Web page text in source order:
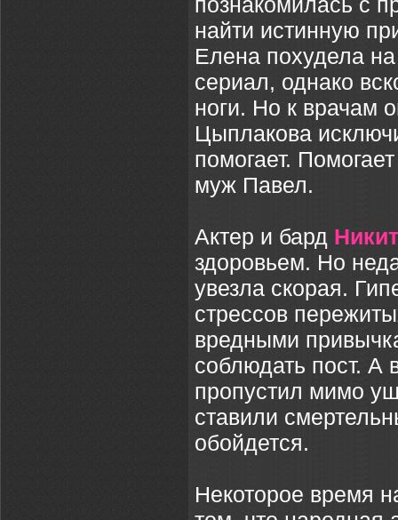
найти истинную
Елена похудела
сериал, однако
ноги. Но к врачам
Цыплакова
помогает.
муж Павел.
Актер и бард
здоровьем. Но
увезла скорая.
стрессов
вредными
соблюдать пост. А
пропустил мимо
ставили
обойдется.
Некоторое время